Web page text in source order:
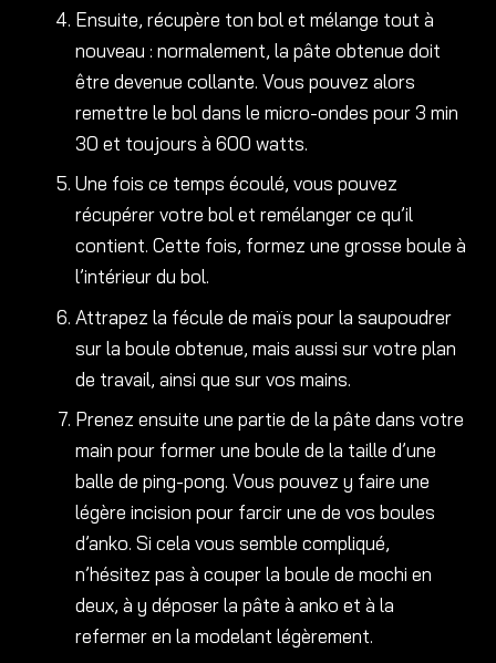
Ensuite, récupère ton bol et mélange tout à
nouveau : normalement, la pâte obtenue doit
être devenue collante. Vous pouvez alors
remettre le bol dans le micro-ondes pour 3 min
30 et toujours à 600 watts.
Une fois ce temps écoulé, vous pouvez
récupérer votre bol et remélanger ce qu’il
contient. Cette fois, formez une grosse boule à
l’intérieur du bol.
Attrapez la fécule de maïs pour la saupoudrer
sur la boule obtenue, mais aussi sur votre plan
de travail, ainsi que sur vos mains.
Prenez ensuite une partie de la pâte dans votre
main pour former une boule de la taille d’une
balle de ping-pong. Vous pouvez y faire une
légère incision pour farcir une de vos boules
d’anko. Si cela vous semble compliqué,
n’hésitez pas à couper la boule de mochi en
deux, à y déposer la pâte à anko et à la
refermer en la modelant légèrement.